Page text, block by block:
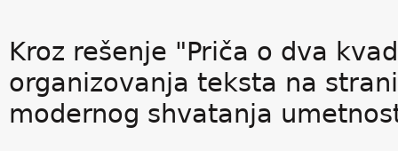
Kroz rešenje "Priča o dva
organizovanja teksta na
modernog shvatanja